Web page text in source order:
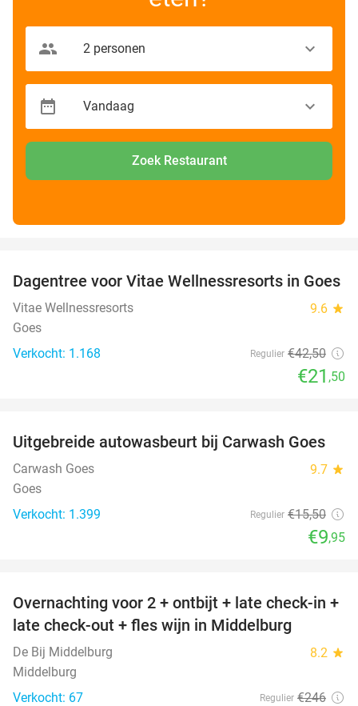
Zoek Restaurant
49%
Dagentree voor Vitae Wellnessresorts in Goes
Vitae Wellnessresorts 9.6 star
Goes
Verkocht: 1.168
Regulier €42,50
€21 ,50
36%
Uitgebreide autowasbeurt bij Carwash Goes
Carwash Goes 9.7 star
Goes
Verkocht: 1.399
Regulier €15,50
€9,95
52%
Overnachting voor 2 + ontbijt + late check-in +
late check-out + fles wijn in Middelburg
De Bij Middelburg 8.2 star
Middelburg
Verkocht: 67
Regulier €246